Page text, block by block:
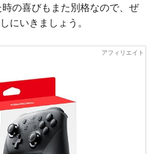
の喜びもまた別格なので、ぜ
にいきましょう。